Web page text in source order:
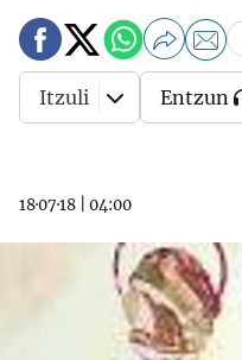
18·07·18 04:00
Itzuli Entzun